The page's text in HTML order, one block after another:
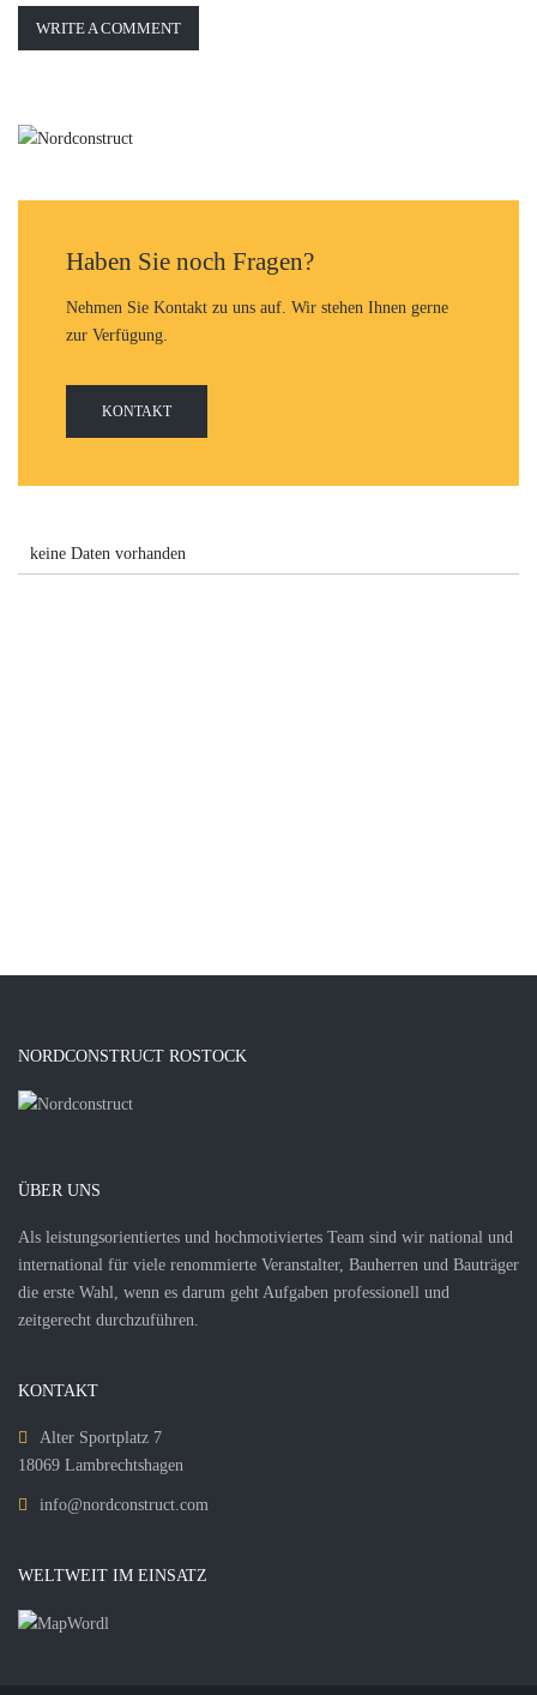
WRITE A COMMENT
Haben Sie noch Fragen?
Nehmen Sie Kontakt zu uns auf. Wir stehen Ihnen gerne
zur Verfügung.
KONTAKT
keine Daten vorhanden
NORDCONSTRUCT ROSTOCK
ÜBER UNS
Als leistungsorientiertes und hochmotiviertes Team sind wir national und
international für viele renommierte Veranstalter, Bauherren und Bauträger
die erste Wahl, wenn es darum geht Aufgaben professionell und
zeitgerecht durchzuführen.
KONTAKT
Alter Sportplatz 7
18069 Lambrechtshagen
info@nordconstruct.com
WELTWEIT IM EINSATZ